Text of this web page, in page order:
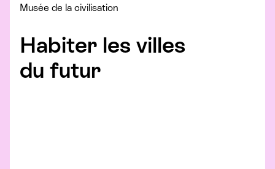
Musée de la civilisation
Habiter les villes
du futur